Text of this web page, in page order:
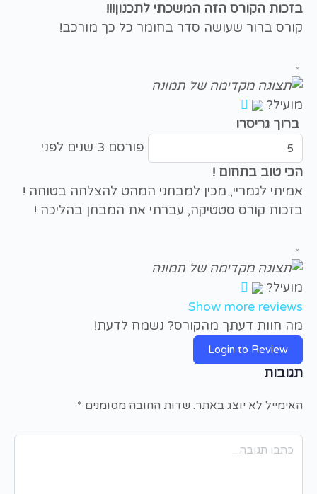
בזכות הקורס הזה המשכתי לתכנון!!!
קורס ברור שעושה סדר בחומר כל כך מורכב!
×
מועיל?
ברוך גריסרו
פורסם 3 שנים לפני
הכי טוב בתחום !
אמיתי לגמריי, מכין למבחני המהט להצלחה בטוחה !
בזכות קורס סטטיקה, עברתי את המבחן בהליכה !
×
מועיל?
Show more reviews
מה חוות דעתך מהקורס? נשמח לדעת!
Login to Review
תגובות
האימייל לא יוצג באתר. שדות החובה מסומנים *